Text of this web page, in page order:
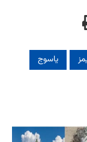
یاسوج